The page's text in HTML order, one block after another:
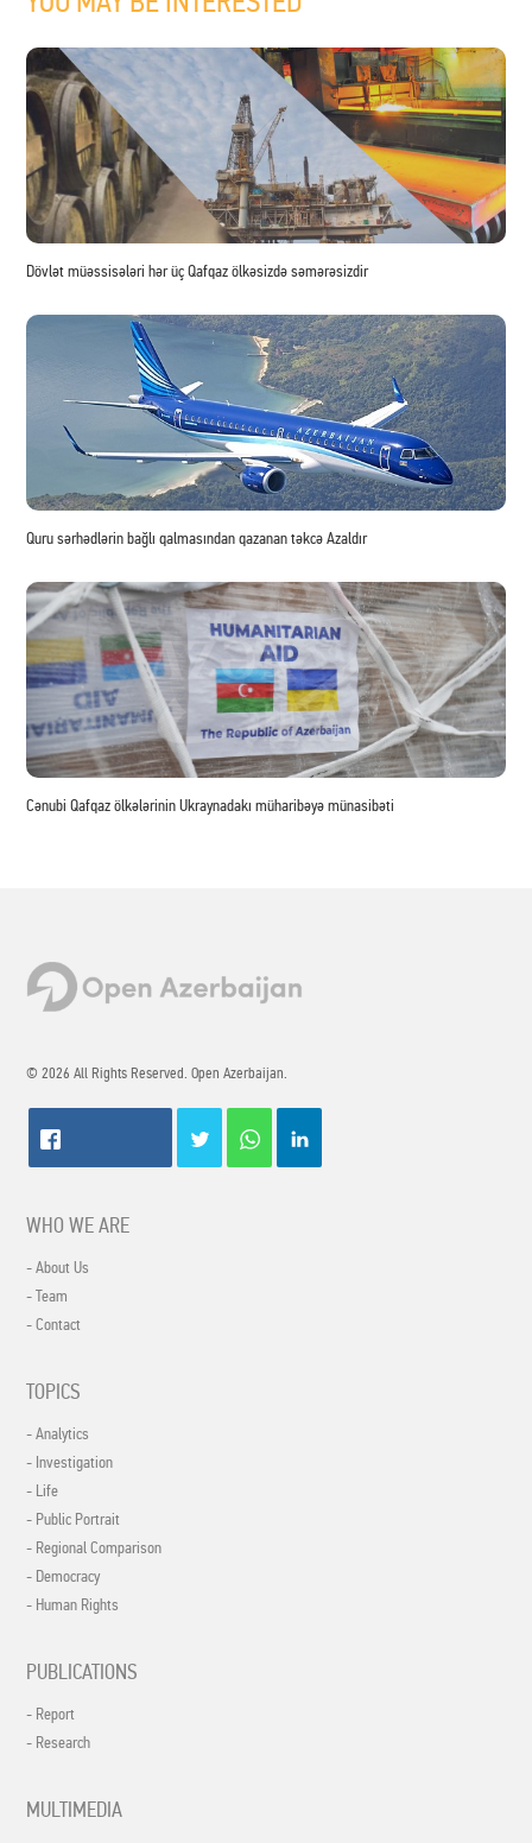
Dövlət müəssisələri hər üç Qafqaz ölkəsizdə səmərəsizdir
Quru sərhədlərin bağlı qalmasından qazanan təkcə Azaldır
Cənubi Qafqaz ölkələrinin Ukraynadakı müharibəyə münasibəti
© 2026 All Rights Reserved. Open Azerbaijan.
WHO WE ARE
- About Us
- Team
- Contact
TOPICS
- Analytics
- Investigation
- Life
- Public Portrait
- Regional Comparison
- Democracy
- Human Rights
PUBLICATIONS
- Report
- Research
MULTIMEDIA